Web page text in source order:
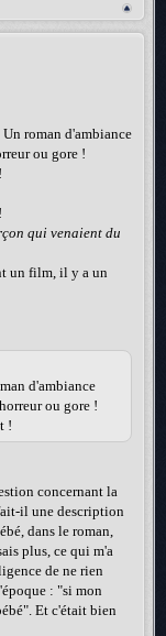
Un roman d'ambiance
ou gore !
qui venaient du
un film, il y a un
d'ambiance
ou gore !
!
concernant la
il une description
dans le roman,
plus, ce qui m'a
de ne rien
: "si mon
Et c'était bien